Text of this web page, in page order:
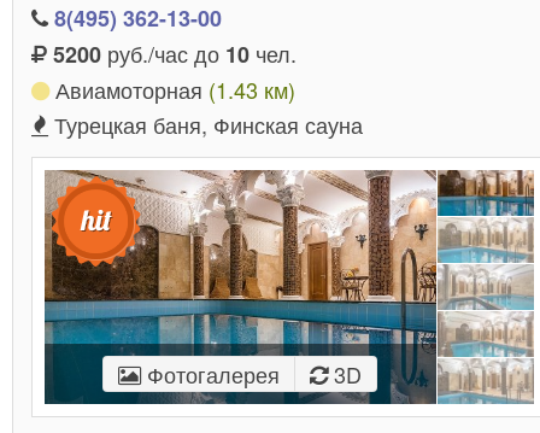
8(495) 362-13-00
5200 руб./час до 10 чел.
Авиамоторная (1.43 км)
Турецкая баня, Финская сауна
Фотогалерея 3D